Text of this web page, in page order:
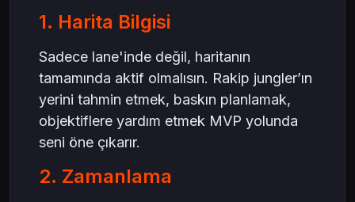
1. Harita Bilgisi
Sadece lane'inde değil, haritanın
tamamında aktif olmalısın. Rakip jungler’ın
yerini tahmin etmek, baskın planlamak,
objektiflere yardım etmek MVP yolunda
seni öne çıkarır.
2. Zamanlama